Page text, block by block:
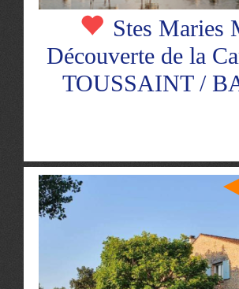
Stes Maries
Découverte de la
TOUSSAINT /